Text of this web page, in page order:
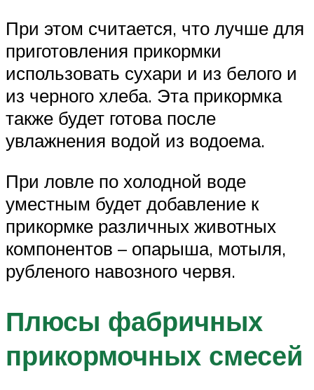
При этом считается, что лучше для
приготовления прикормки
использовать сухари и из белого и
из черного хлеба. Эта прикормка
также будет готова после
увлажнения водой из водоема.
При ловле по холодной воде
уместным будет добавление к
прикормке различных животных
компонентов – опарыша, мотыля,
рубленого навозного червя.
Плюсы фабричных
прикормочных смесей